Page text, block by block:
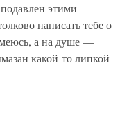
этими
написать тебе о
а на душе —
какой-то липкой